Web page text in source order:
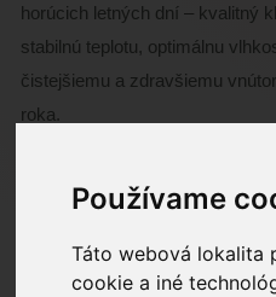
Používame
Táto webová lokalita
cookie a iné
horúcich letných dní – kvalitný
stabilnú teplotu, optimálnu
čistejšiemu a zdravšiemu
roka.
klimatizácií a nájsť ideálnu
Filtrovať